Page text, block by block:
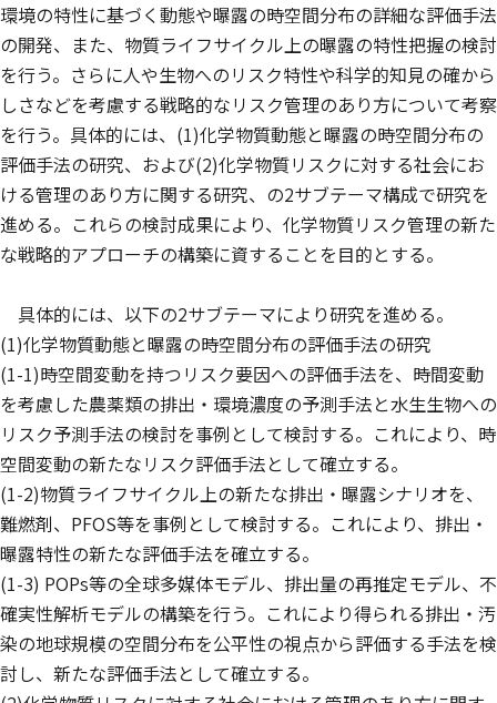
環境の特性に基づく動態や曝露の時空間分布の詳細な評価手法
の開発、また、物質ライフサイクル上の曝露の特性把握の検討
を行う。さらに人や生物へのリスク特性や科学的知見の確から
しさなどを考慮する戦略的なリスク管理のあり方について考察
を行う。具体的には、(1)化学物質動態と曝露の時空間分布の
評価手法の研究、および(2)化学物質リスクに対する社会にお
ける管理のあり方に関する研究、の2サブテーマ構成で研究を
進める。これらの検討成果により、化学物質リスク管理の新た
な戦略的アプローチの構築に資することを目的とする。
具体的には、以下の2サブテーマにより研究を進める。
(1)化学物質動態と曝露の時空間分布の評価手法の研究
(1-1)時空間変動を持つリスク要因への評価手法を、時間変動
を考慮した農薬類の排出・環境濃度の予測手法と水生生物への
リスク予測手法の検討を事例として検討する。これにより、時
空間変動の新たなリスク評価手法として確立する。
(1-2)物質ライフサイクル上の新たな排出・曝露シナリオを、
難燃剤、PFOS等を事例として検討する。これにより、排出・
曝露特性の新たな評価手法を確立する。
(1-3) POPs等の全球多媒体モデル、排出量の再推定モデル、不
確実性解析モデルの構築を行う。これにより得られる排出・汚
染の地球規模の空間分布を公平性の視点から評価する手法を検
討し、新たな評価手法として確立する。